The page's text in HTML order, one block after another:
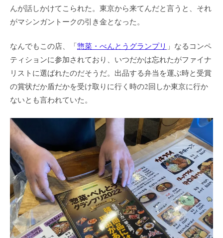
んが話しかけてこられた。東京から来てんだと言うと、それ
がマシンガントークの引き金となった。
なんでもこの店、「惣菜・べんとうグランプリ 」なるコンペ
ティションに参加されており、いつだかは忘れたがファイナ
リストに選ばれたのだそうだ。出品する弁当を運ぶ時と受賞
の賞状だか盾だかを受け取りに行く時の2回しか東京に行か
ないとも言われていた。